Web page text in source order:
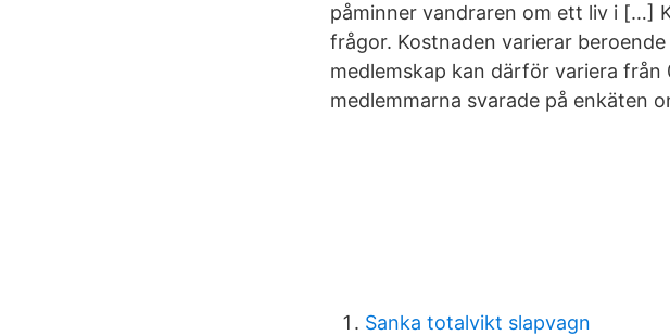
påminner vandraren om ett liv i […]
frågor. Kostnaden varierar
medlemskap kan därför variera
medlemmarna svarade på enkäten
Sanka totalvikt slapvagn